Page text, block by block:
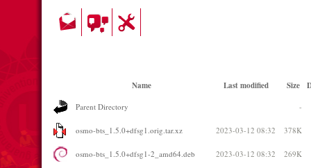
Name Last modified Size
Parent Directory -
osmo-bts_1.5.0+dfsg1.orig.tar.xz 2023-03-12 08:32 378K
osmo-bts_1.5.0+dfsg1-2_amd64.deb 2023-03-12 08:32 269K